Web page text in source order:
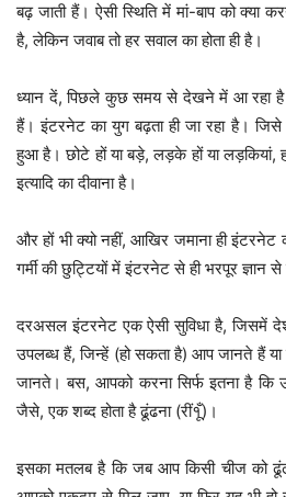
बढ़ जाती हैं। ऐसी स्थिति में मां-बाप को क्या
है, लेकिन जवाब तो हर सवाल का होता ही है।
ध्यान दें, पिछले कुछ समय से देखने में आ रहा है
हैं। इंटरनेट का युग बढ़ता ही जा रहा है।
हुआ है। छोटे हों या बड़े, लड़के हों या लड़कियां,
इत्यादि का दीवाना है।
और हों भी क्यो नहीं, आखिर जमाना ही इंटरनेट
गर्मी की छुट्टियों में इंटरनेट से ही भरपूर ज्ञान
दरअसल इंटरनेट एक ऐसी सुविधा है, जिसमें देश-
उपलब्ध हैं, जिन्हें (हो सकता है) आप जानते हैं
जानते। बस, आपको करना सिर्फ इतना है कि
जैसे, एक शब्द होता है ढूंढना (रीं१ूँ)।
इसका मतलब है कि जब आप किसी चीज को